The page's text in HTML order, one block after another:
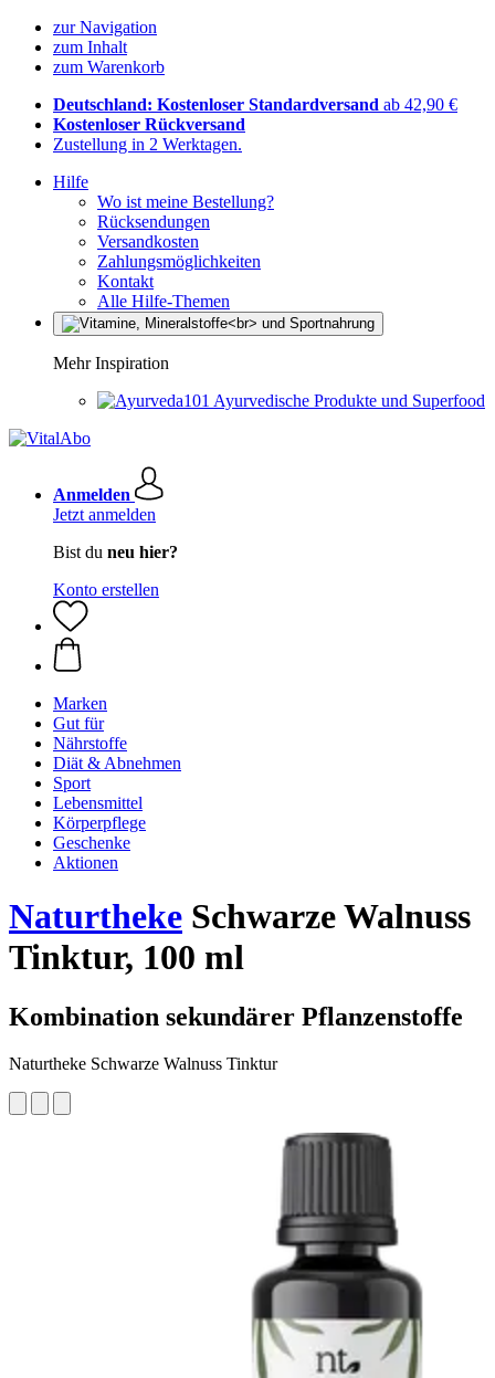
zur Navigation
zum Inhalt
zum Warenkorb
Deutschland: Kostenloser Standardversand ab 42,90 €
Kostenloser Rückversand
Zustellung in 2 Werktagen.
Hilfe
Wo ist meine Bestellung?
Rücksendungen
Versandkosten
Zahlungsmöglichkeiten
Kontakt
Alle Hilfe-Themen
Mehr Inspiration
Ayurvedische Produkte und Superfood
Anmelden
Jetzt anmelden
Bist du neu hier?
Konto erstellen
Marken
Gut für
Nährstoffe
Diät & Abnehmen
Sport
Lebensmittel
Körperpflege
Geschenke
Aktionen
Naturtheke Schwarze Walnuss
Tinktur, 100 ml
Kombination sekundärer Pflanzenstoffe
Naturtheke Schwarze Walnuss Tinktur